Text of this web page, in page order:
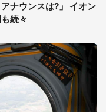
ナウンスは?」 イオン
続々